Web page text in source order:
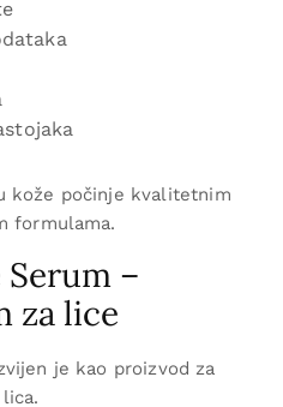
kože počinje kvalitetnim
formulama.
Serum –
za lice
je kao proizvod za